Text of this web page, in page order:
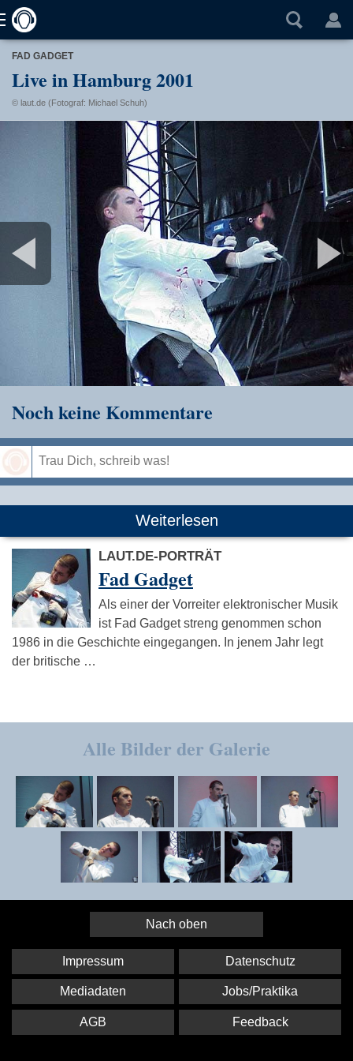
FAD GADGET
Live in Hamburg 2001
© laut.de (Fotograf: Michael Schuh)
Noch keine Kommentare
Weiterlesen
LAUT.DE-PORTRÄT
Fad Gadget
Als einer der Vorreiter elektronischer Musik
ist Fad Gadget streng genommen schon
1986 in die Geschichte eingegangen. In jenem Jahr legt
der britische …
Alle Bilder der Galerie
Nach oben
Impressum Datenschutz
Mediadaten Jobs/Praktika
AGB Feedback